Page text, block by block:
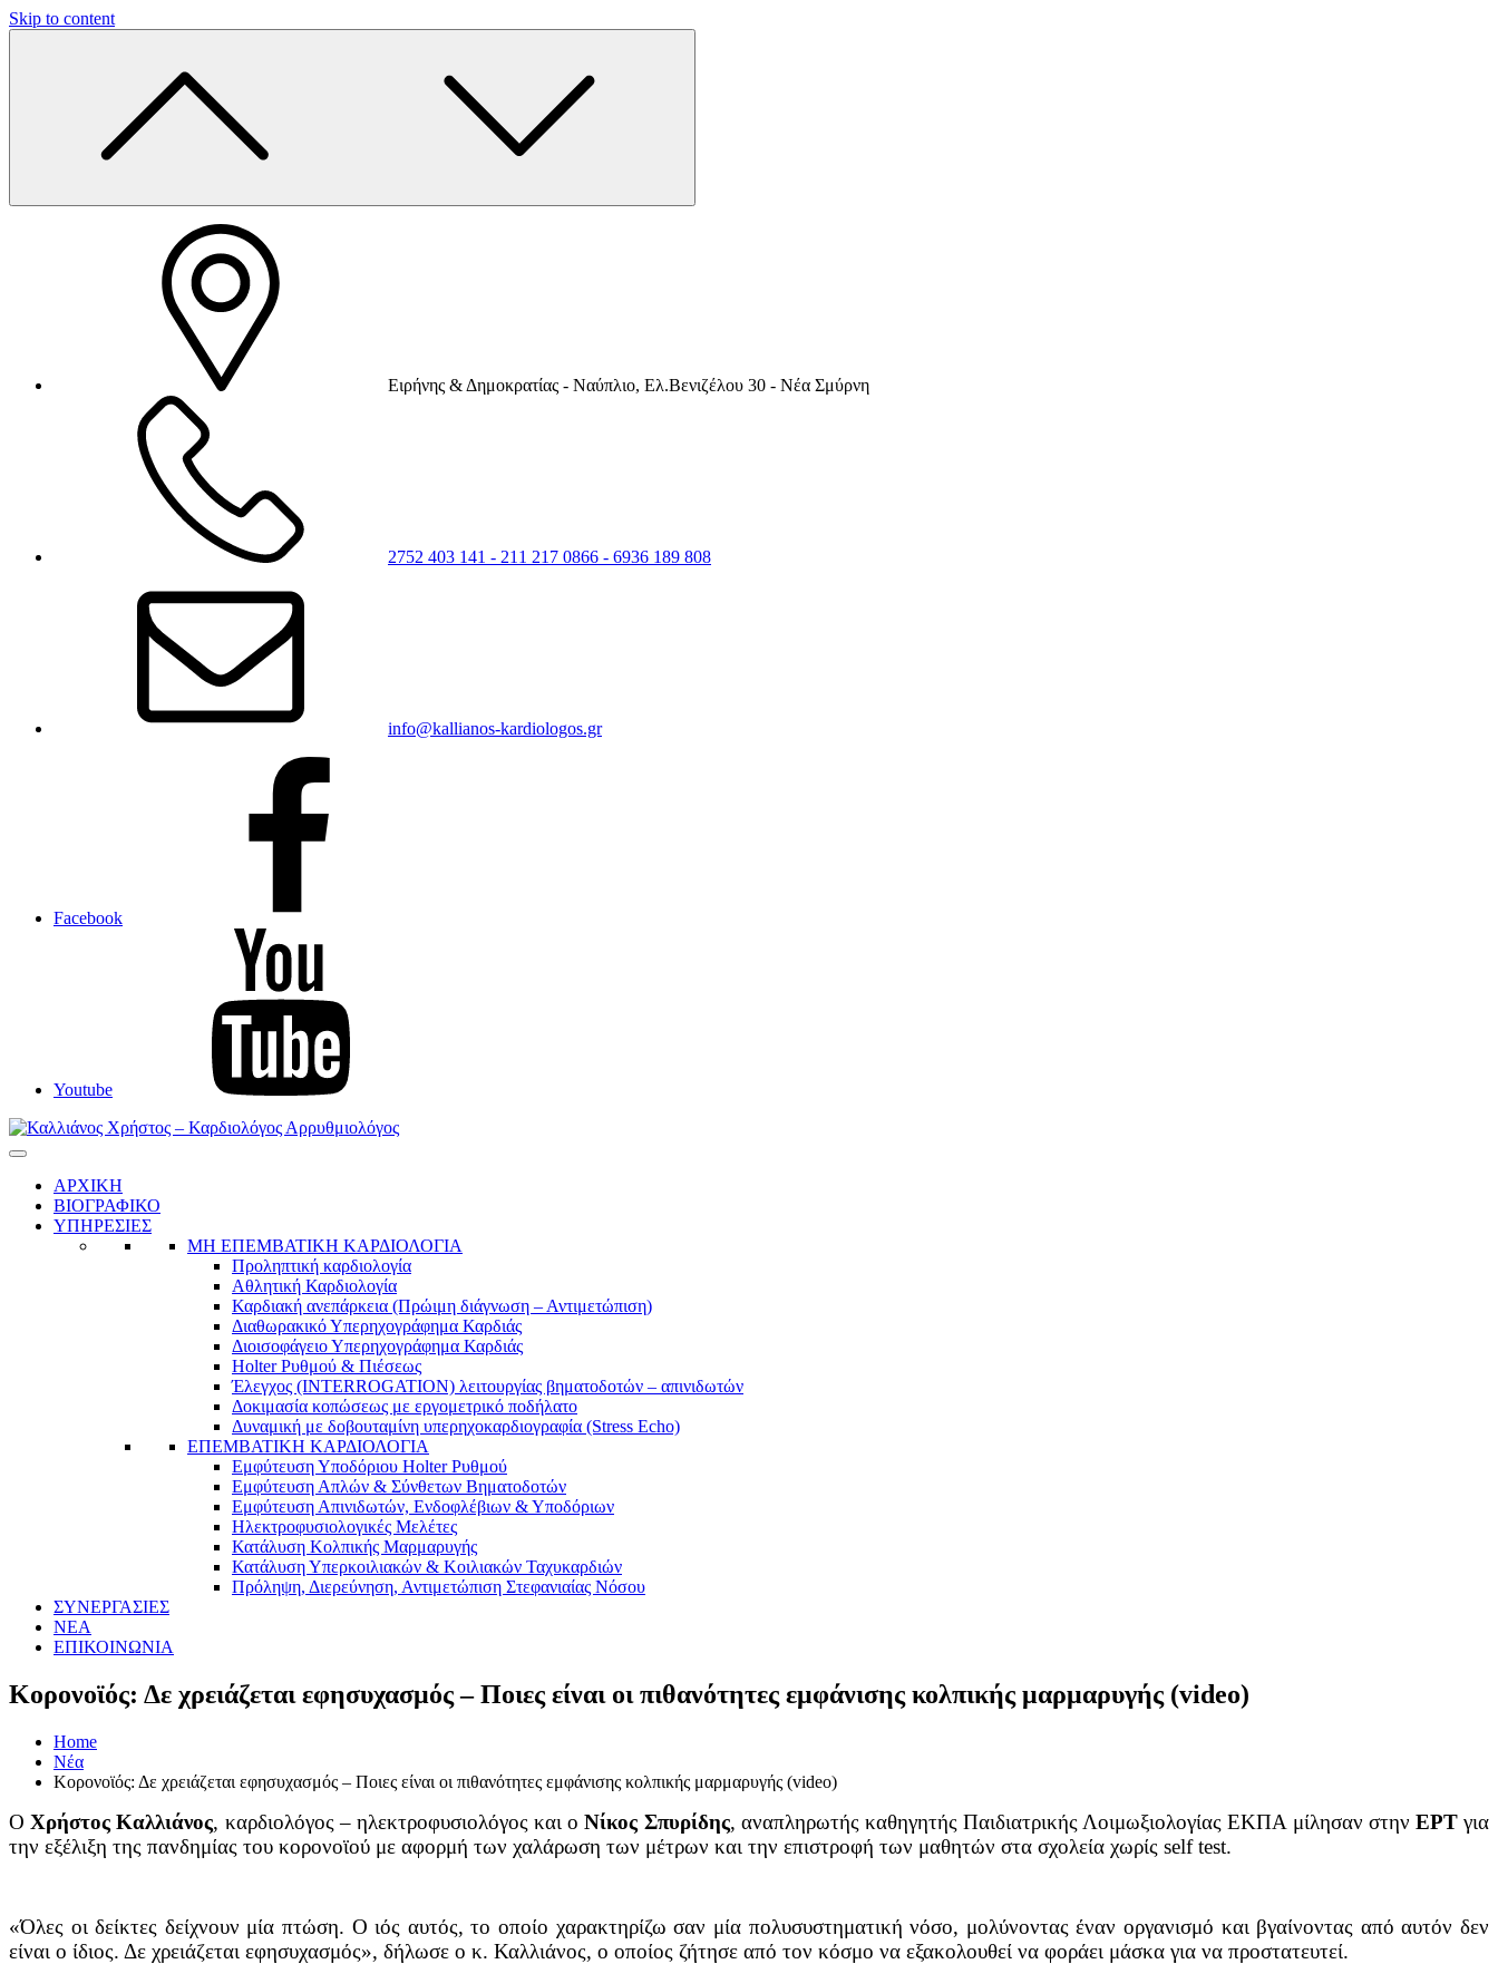
Skip to content
Ειρήνης & Δημοκρατίας - Ναύπλιο, Ελ.Βενιζέλου 30 - Νέα Σμύρνη
2752 403 141 - 211 217 0866 - 6936 189 808
info@kallianos-kardiologos.gr
Facebook
Youtube
ΑΡΧΙΚΗ
ΒΙΟΓΡΑΦΙΚΟ
ΥΠΗΡΕΣΙΕΣ
ΜΗ ΕΠΕΜΒΑΤΙΚΗ ΚΑΡΔΙΟΛΟΓΙΑ
Προληπτική καρδιολογία
Αθλητική Καρδιολογία
Καρδιακή ανεπάρκεια (Πρώιμη διάγνωση – Αντιμετώπιση)
Διαθωρακικό Υπερηχογράφημα Καρδιάς
Διοισοφάγειο Υπερηχογράφημα Καρδιάς
Holter Ρυθμού & Πιέσεως
Έλεγχος (INTERROGATION) λειτουργίας βηματοδοτών – απινιδωτών
Δοκιμασία κοπώσεως με εργομετρικό ποδήλατο
Δυναμική με δοβουταμίνη υπερηχοκαρδιογραφία (Stress Echo)
ΕΠΕΜΒΑΤΙΚΗ ΚΑΡΔΙΟΛΟΓΙΑ
Εμφύτευση Υποδόριου Holter Ρυθμού
Εμφύτευση Απλών & Σύνθετων Βηματοδοτών
Εμφύτευση Απινιδωτών, Ενδοφλέβιων & Υποδόριων
Ηλεκτροφυσιολογικές Μελέτες
Κατάλυση Κολπικής Μαρμαρυγής
Κατάλυση Υπερκοιλιακών & Κοιλιακών Ταχυκαρδιών
Πρόληψη, Διερεύνηση, Αντιμετώπιση Στεφανιαίας Νόσου
ΣΥΝΕΡΓΑΣΙΕΣ
ΝΕΑ
ΕΠΙΚΟΙΝΩΝΙΑ
Κορονοϊός: Δε χρειάζεται εφησυχασμός – Ποιες είναι οι πιθανότητες εμφάνισης κολπικής μαρμαρυγής (video)
Home
Νέα
Κορονοϊός: Δε χρειάζεται εφησυχασμός – Ποιες είναι οι πιθανότητες εμφάνισης κολπικής μαρμαρυγής (video)
ΟΧρήστος Καλλιάνος, καρδιολόγος – ηλεκτροφυσιολόγος και οΝίκος Σπυρίδης, αναπληρωτής καθηγητής Παιδιατρικής Λοιμωξιολογίας ΕΚΠΑ μίλησαν στην ΕΡΤγια
την εξέλιξη της πανδημίας του κορονοϊού με αφορμή των χαλάρωση των μέτρων και την επιστροφή των μαθητών στα σχολεία χωρίς self test.
«Όλες οι δείκτες δείχνουν μία πτώση. Ο ιός αυτός, το οποίο χαρακτηρίζω σαν μία πολυσυστηματική νόσο, μολύνοντας έναν οργανισμό και βγαίνοντας από αυτόν δεν
είναι ο ίδιος. Δε χρειάζεται εφησυχασμός», δήλωσε ο κ. Καλλιάνος, ο οποίος ζήτησε από τον κόσμο να εξακολουθεί να φοράει μάσκα για να προστατευτεί.